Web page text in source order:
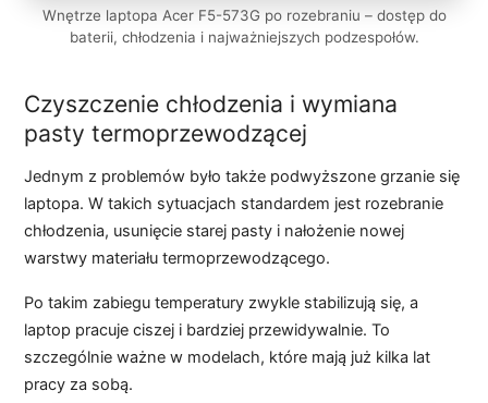
Wnętrze laptopa Acer F5-573G po rozebraniu – dostęp do
baterii, chłodzenia i najważniejszych podzespołów.
Czyszczenie chłodzenia i wymiana
pasty termoprzewodzącej
Jednym z problemów było także podwyższone grzanie się
laptopa. W takich sytuacjach standardem jest rozebranie
chłodzenia, usunięcie starej pasty i nałożenie nowej
warstwy materiału termoprzewodzącego.
Po takim zabiegu temperatury zwykle stabilizują się, a
laptop pracuje ciszej i bardziej przewidywalnie. To
szczególnie ważne w modelach, które mają już kilka lat
pracy za sobą.